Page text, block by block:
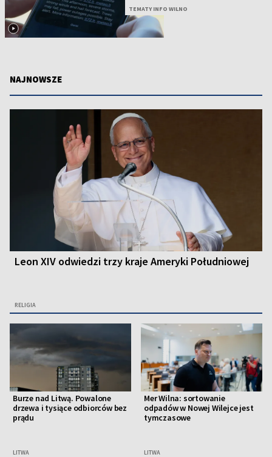
TEMATY INFO WILNO
NAJNOWSZE
Leon XIV odwiedzi trzy kraje Ameryki Południowej
RELIGIA
Burze nad Litwą. Powalone
drzewa i tysiące odbiorców bez
prądu
LITWA
Mer Wilna: sortowanie
odpadów w Nowej Wilejce jest
tymczasowe
LITWA